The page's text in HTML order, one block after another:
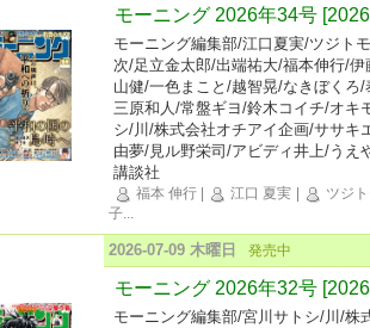
モーニング 2026年34号
モーニング編集部/江口夏実/ツジト
次/足立金太郎/出端祐大/福本伸行/
山健/一色まこと/越智晃/なきぼくろ
三原和人/常盤ギヨ/鈴木コイチ/オキ
シ/川/株式会社オチアイ企画/ササキ
由夢/見ル野栄司/アビディ井上/うえ
講談社
福本 伸行 江口 夏実
ツジ
子...
2026-07-09 木曜日 発売中
モーニング 2026年32号
モーニング編集部/宮川サトシ/川/株